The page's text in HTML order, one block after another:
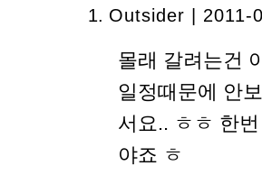
Outsider | 2011-
몰래 갈려는건
일정때문에 안
서요.. ㅎㅎ 한
야죠 ㅎ